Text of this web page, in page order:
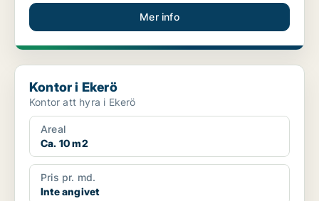
Mer info
Kontor i Ekerö
Kontor i Ekerö
Kontor att hyra i Ekerö
Areal
Ca. 10 m2
Pris pr. md.
Inte angivet